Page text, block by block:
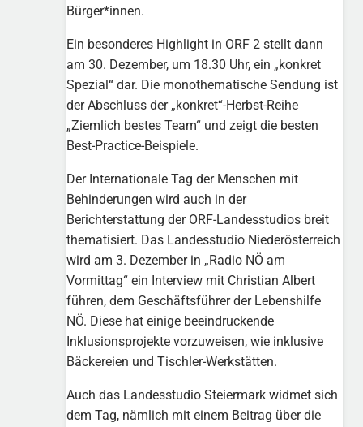
Bürger*innen.
Ein besonderes Highlight in ORF 2 stellt dann
am 30. Dezember, um 18.30 Uhr, ein „konkret
Spezial“ dar. Die monothematische Sendung ist
der Abschluss der „konkret“-Herbst-Reihe
„Ziemlich bestes Team“ und zeigt die besten
Best-Practice-Beispiele.
Der Internationale Tag der Menschen mit
Behinderungen wird auch in der
Berichterstattung der ORF-Landesstudios breit
thematisiert. Das Landesstudio Niederösterreich
wird am 3. Dezember in „Radio NÖ am
Vormittag“ ein Interview mit Christian Albert
führen, dem Geschäftsführer der Lebenshilfe
NÖ. Diese hat einige beeindruckende
Inklusionsprojekte vorzuweisen, wie inklusive
Bäckereien und Tischler-Werkstätten.
Auch das Landesstudio Steiermark widmet sich
dem Tag, nämlich mit einem Beitrag über die